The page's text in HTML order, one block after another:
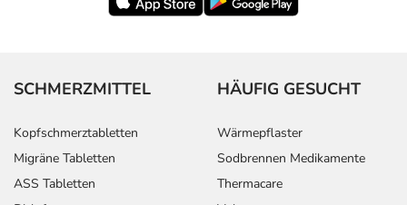
SCHMERZMITTEL
Kopfschmerztabletten
Migräne Tabletten
ASS Tabletten
HÄUFIG GESUCHT
Wärmepflaster
Sodbrennen Medikamente
Thermacare